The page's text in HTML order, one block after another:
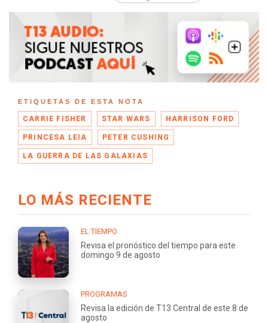
ETIQUETAS DE ESTA NOTA
CARRIE FISHER STAR WARS HARRISON FORD
PRINCESA LEIA PETER CUSHING
LA GUERRA DE LAS GALAXIAS
LO MÁS RECIENTE
EL TIEMPO
Revisa el pronóstico del tiempo para este
domingo 9 de agosto
PROGRAMAS
Revisa la edición de T13 Central de este 8 de
agosto